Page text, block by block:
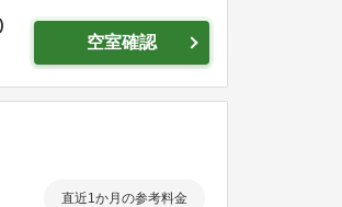
空室確認
直近1か月の参考料金